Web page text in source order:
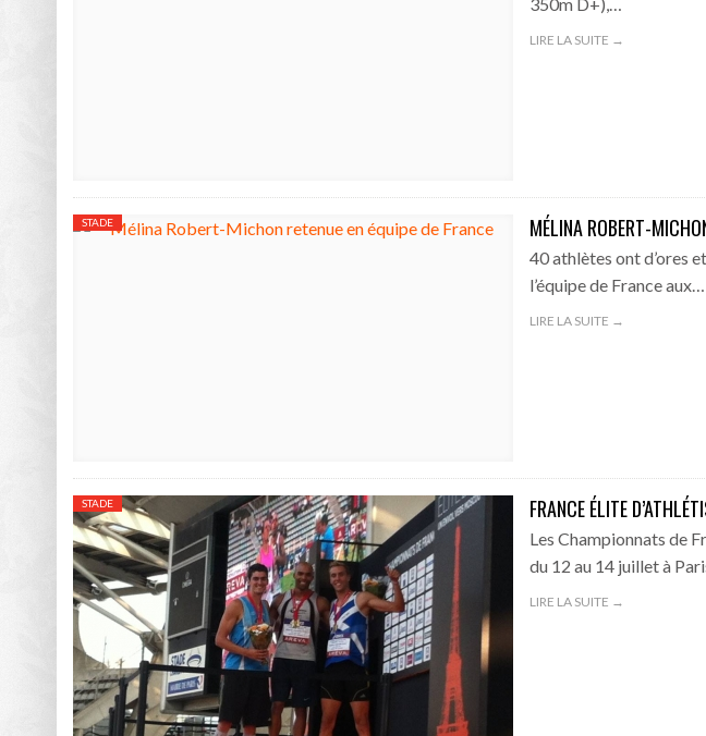
LIRE LA SUITE →
STADE MÉLINA ROBERT-
40 athlètes ont d’ores
l’équipe de France aux…
LIRE LA SUITE →
STADE FRANCE ÉLITE
Les Championnats de
du 12 au 14 juillet à
LIRE LA SUITE →